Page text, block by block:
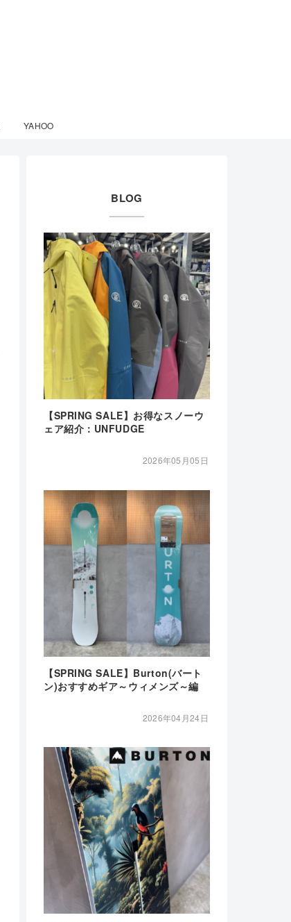
YAHOO
BLOG
【SPRING SALE】お得なスノーウ
ェア紹介：UNFUDGE
2026年05月05日
【SPRING SALE】Burton(バート
ン)おすすめギア～ウィメンズ～編
2026年04月24日